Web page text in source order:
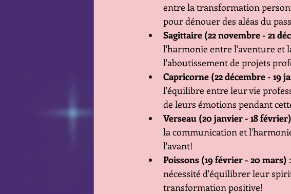
entre la transformation
pour dénouer des aléas du
Sagittaire (22 novembre - 21
l'harmonie entre l'aventure et
l'aboutissement de projets
Capricorne (22 décembre - 19
l'équilibre entre leur vie
de leurs émotions pendant
Verseau (20 janvier - 18 février)
la communication et
l'avant!
Poissons (19 février - 20 mars)
nécessité d'équilibrer leur
transformation positive!